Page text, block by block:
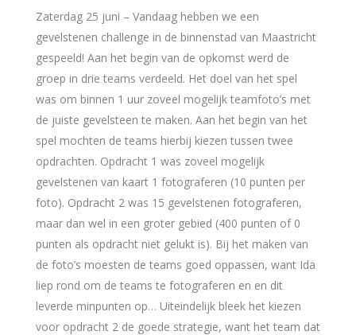
Zaterdag 25 juni – Vandaag hebben we een
gevelstenen challenge in de binnenstad van Maastricht
gespeeld! Aan het begin van de opkomst werd de
groep in drie teams verdeeld. Het doel van het spel
was om binnen 1 uur zoveel mogelijk teamfoto’s met
de juiste gevelsteen te maken. Aan het begin van het
spel mochten de teams hierbij kiezen tussen twee
opdrachten. Opdracht 1 was zoveel mogelijk
gevelstenen van kaart 1 fotograferen (10 punten per
foto). Opdracht 2 was 15 gevelstenen fotograferen,
maar dan wel in een groter gebied (400 punten of 0
punten als opdracht niet gelukt is). Bij het maken van
de foto’s moesten de teams goed oppassen, want Ida
liep rond om de teams te fotograferen en en dit
leverde minpunten op… Uiteindelijk bleek het kiezen
voor opdracht 2 de goede strategie, want het team dat